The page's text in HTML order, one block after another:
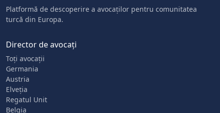
Platformă de descoperire a avocaților pentru comunitatea
turcă din Europa.
Director de avocați
Toți avocații
Germania
Austria
Elveția
Regatul Unit
Belgia